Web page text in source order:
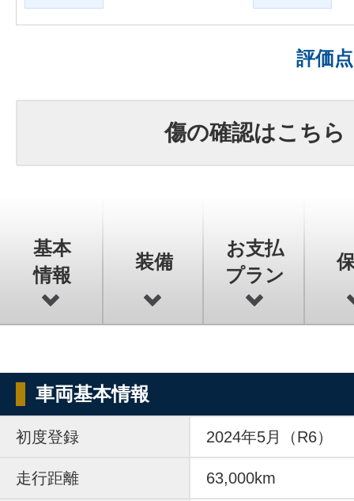
評価
傷の確認はこちら
基本
情報
装備
お支払
プラン
車両基本情報
初度登録 2024年5月（R6）
走行距離 63,000km